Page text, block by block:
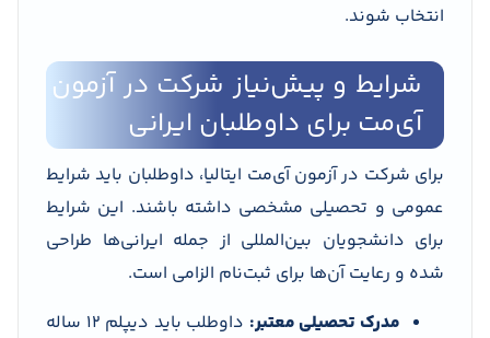
انتخاب شوند.
شرایط و پیش‌نیاز شرکت در آزمون
آی‌مت برای داوطلبان ایرانی
برای شرکت در آزمون آی‌مت ایتالیا، داوطلبان باید شرایط
عمومی و تحصیلی مشخصی داشته باشند. این شرایط
برای دانشجویان بین‌المللی از جمله ایرانی‌ها طراحی
شده و رعایت آن‌ها برای ثبت‌نام الزامی است.
مدرک تحصیلی معتبر:
داوطلب باید دیپلم ۱۲ ساله